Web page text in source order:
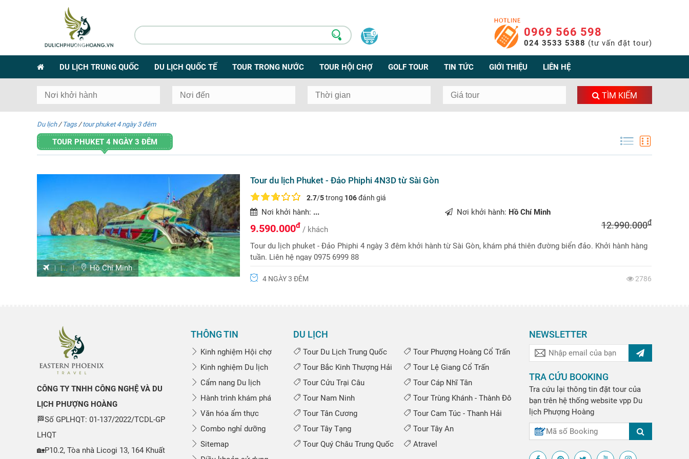
0 0969 566 598
024 3533 5388 (tư vấn đặt tour)
DU LỊCH TRUNG QUỐC DU LỊCH QUỐC TẾ TOUR TRONG NƯỚC TOUR HỘI CHỢ GOLF TOUR TIN TỨC GIỚI THIỆU LIÊN HỆ
TÌM KIẾM
Du lịch / Tags / tour phuket 4 ngày 3 đêm
TOUR PHUKET 4 NGÀY 3 ĐÊM
... Hồ Chí Minh
Tour du lịch Phuket - Đảo Phiphi 4N3D từ Sài Gòn
2.7/5trong 106đánh giá
Nơi khởi hành: ... Nơi khởi hành: Hồ Chí Minh
9.590.000đ / khách 12.990.000đ
Tour du lịch phuket - Đảo Phiphi 4 ngày 3 đêm khởi hành từ Sài Gòn, khám phá thiên đường biển đảo. Khởi hành hàng
tuần. Liên hệ ngay 0975 6999 88
4 NGÀY 3 ĐÊM 2786
CÔNG TY TNHH CÔNG NGHỆ VÀ DU
LỊCH PHƯỢNG HOÀNG
🏁Số GPLHQT: 01-137/2022/TCDL-GP
LHQT
🏡P10.2, Tòa nhà Licogi 13, 164 Khuất
THÔNG TIN
Kinh nghiệm Hội chợ
Kinh nghiệm Du lịch
Cẩm nang Du lịch
Hành trình khám phá
Văn hóa ẩm thực
Combo nghỉ dưỡng
Sitemap
DU LỊCH
Tour Du Lịch Trung Quốc
Tour Phượng Hoàng Cổ Trấn
Tour Bắc Kinh Thượng Hải
Tour Lệ Giang Cổ Trấn
Tour Cửu Trại Câu
Tour Cáp Nhĩ Tân
Tour Nam Ninh
Tour Trùng Khánh - Thành Đô
Tour Tân Cương
Tour Cam Túc - Thanh Hải
Tour Tây Tạng
Tour Tây An
Tour Quý Châu Trung Quốc
Atravel
NEWSLETTER
TRA CỨU BOOKING
Tra cứu lại thông tin đặt tour của
bạn trên hệ thống website vpp Du
lịch Phượng Hoàng